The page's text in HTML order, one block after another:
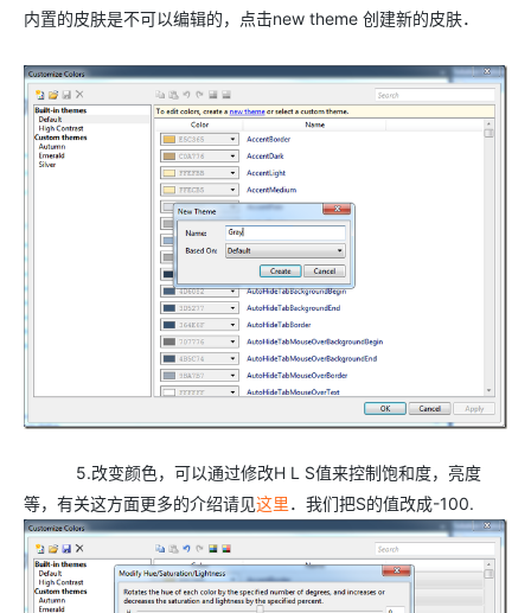
内置的皮肤是不可以编辑的，点击new theme 创建新的皮肤．
5.改变颜色，可以通过修改H L S值来控制饱和度，亮度
等，有关这方面更多的介绍请见这里．我们把S的值改成-100.